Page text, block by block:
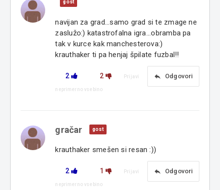
gost
navijan za grad...samo grad si te zmage ne
zaslužo:) katastrofalna igra...obramba pa
tak v kurce kak manchesterova:)
krauthaker ti pa henjaj špilate fuzbal!!
2 2 reply Odgovori
Prijavi
neprimerno vsebino
gračar gost
krauthaker smešen si resan :))
2 1 reply Odgovori
Prijavi
neprimerno vsebino